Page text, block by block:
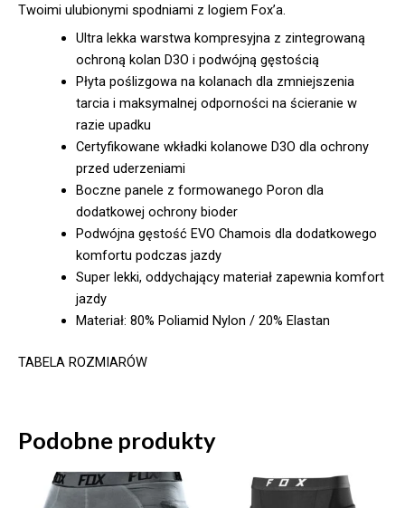
Twoimi ulubionymi spodniami z logiem Fox’a.
Ultra lekka warstwa kompresyjna z zintegrowaną
ochroną kolan D3O i podwójną gęstością
Płyta poślizgowa na kolanach dla zmniejszenia
tarcia i maksymalnej odporności na ścieranie w
razie upadku
Certyfikowane wkładki kolanowe D3O dla ochrony
przed uderzeniami
Boczne panele z formowanego Poron dla
dodatkowej ochrony bioder
Podwójna gęstość EVO Chamois dla dodatkowego
komfortu podczas jazdy
Super lekki, oddychający materiał zapewnia komfort
jazdy
Materiał: 80% Poliamid Nylon / 20% Elastan
TABELA ROZMIARÓW
Podobne produkty